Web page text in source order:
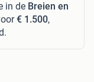
in de Breien en
€ 1.500,